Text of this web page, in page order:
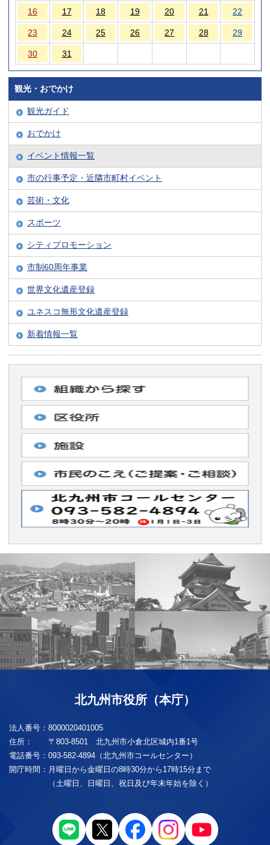
16 17 18 19 20 21 22
23 24 25 26 27 28 29
30 31
観光・おでかけ
観光ガイド
おでかけ
イベント情報一覧
市の行事予定・近隣市町村イベント
芸術・文化
スポーツ
シティプロモーション
市制60周年事業
世界文化遺産登録
ユネスコ無形文化遺産登録
新着情報一覧
北九州市役所（本庁）
法人番号： 8000020401005
住所：
〒803-8501 北九州市小倉北区城内1番1号
電話番号： 093-582-4894（北九州市コールセンター）
開庁時間： 月曜日から金曜日の8時30分から17時15分まで
（土曜日、日曜日、祝日及び年末年始を除く）